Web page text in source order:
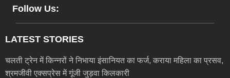
Follow Us:
LATEST STORIES
चलती ट्रेन में किन्नरों ने निभाया इंसानियत का फर्ज, कराया महिला का प्रसव,
श्रमजीवी एक्सप्रेस में गूंजी जुड़वा किलकारी